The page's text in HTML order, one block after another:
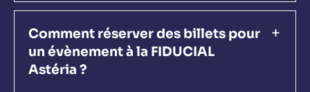
Comment réserver des billets pour
un évènement à la FIDUCIAL
Astéria ?